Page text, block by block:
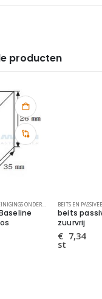
producten
ONDERDELEN ,RVS REINIGINGS
BEITS EN
beits
zuurvrij
€ 7,34
st